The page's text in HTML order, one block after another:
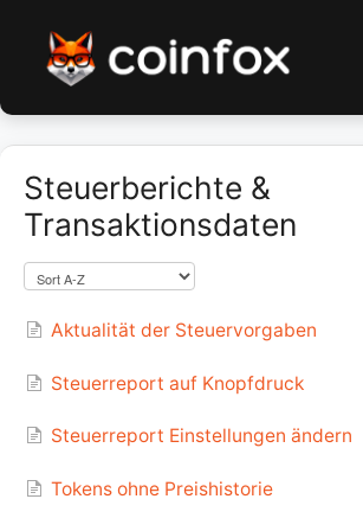
Erste Schritte
First steps
Steuerberichte &
Transaktionsdaten
Aktualität der Steuervorgaben
Steuerreport auf Knopfdruck
Steuerreport Einstellungen ändern
Tokens ohne Preishistorie